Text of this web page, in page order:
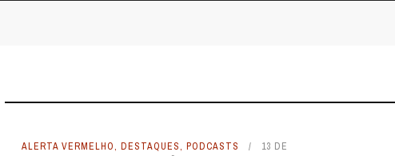
ALERTA VERMELHO, DESTAQUES, PODCASTS
13 DE